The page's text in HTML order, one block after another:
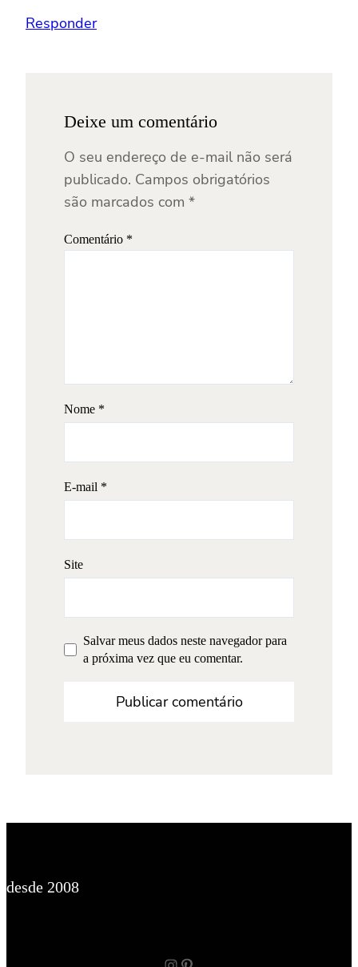
Responder
Deixe um comentário
O seu endereço de e-mail não será
publicado. Campos obrigatórios
são marcados com *
Comentário *
Nome *
E-mail *
Site
Salvar meus dados neste navegador para
a próxima vez que eu comentar.
desde 2008